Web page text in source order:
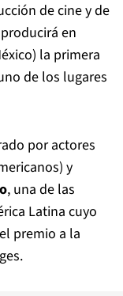
de cine y de
en
la primera
de los lugares
por actores
y
, una de las
Latina cuyo
premio a la